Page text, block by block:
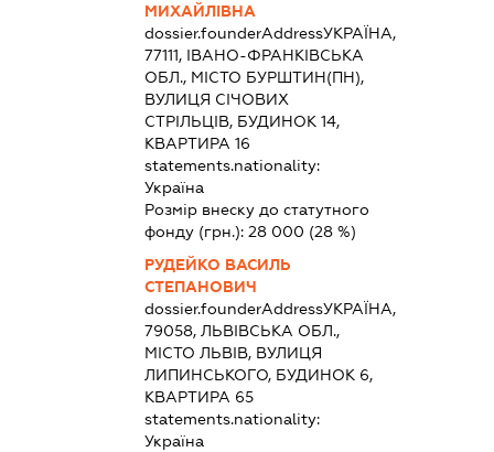
МИХАЙЛІВНА
dossier.founderAddressУКРАЇНА,
77111, ІВАНО-ФРАНКІВСЬКА
ОБЛ., МІСТО БУРШТИН(ПН),
ВУЛИЦЯ СІЧОВИХ
СТРІЛЬЦІВ, БУДИНОК 14,
КВАРТИРА 16
statements.nationality:
Україна
Розмір внеску до статутного
фонду (грн.):28 000 (28 %)
РУДЕЙКО ВАСИЛЬ
СТЕПАНОВИЧ
dossier.founderAddressУКРАЇНА,
79058, ЛЬВІВСЬКА ОБЛ.,
МІСТО ЛЬВІВ, ВУЛИЦЯ
ЛИПИНСЬКОГО, БУДИНОК 6,
КВАРТИРА 65
statements.nationality:
Україна